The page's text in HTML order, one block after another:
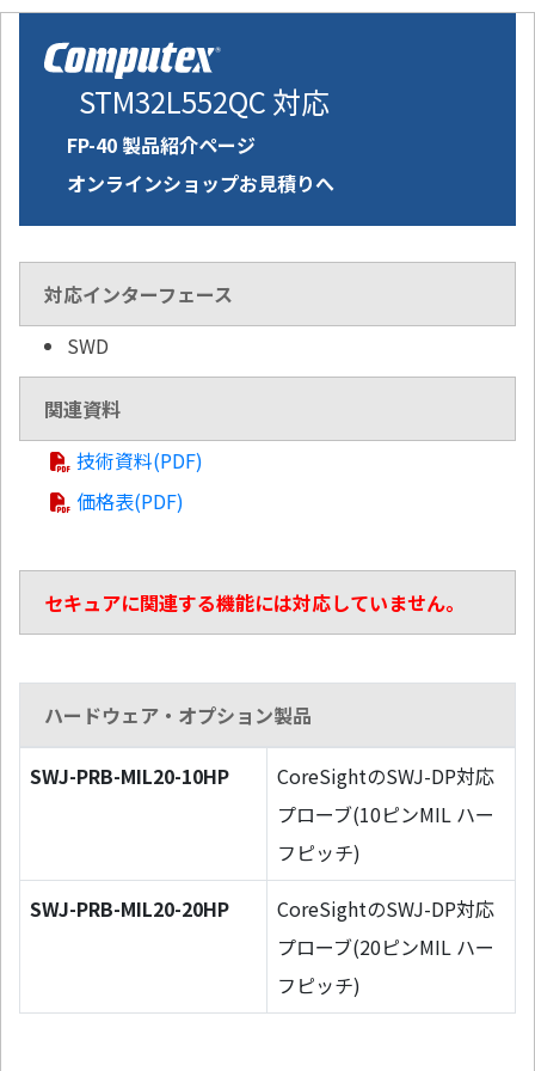
STM32L552QC 対応
FP-40 製品紹介ページ
オンラインショップお見積りへ
対応インターフェース
SWD
関連資料
技術資料(PDF)
価格表(PDF)
セキュアに関連する機能には対応していません。
ハードウェア・オプション製品
SWJ-PRB-MIL20-10HP
CoreSightのSWJ-DP対応
プローブ(10ピンMIL ハー
フピッチ)
SWJ-PRB-MIL20-20HP
CoreSightのSWJ-DP対応
プローブ(20ピンMIL ハー
フピッチ)